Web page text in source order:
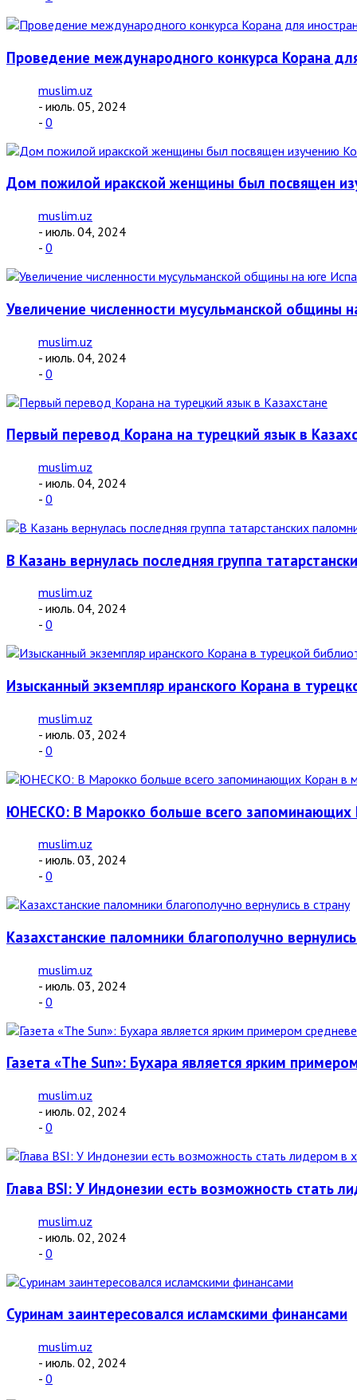
Проведение международного конкурса Корана
muslim.uz
- июль. 05, 2024
- 0
Дом пожилой иракской женщины был посвящен
muslim.uz
- июль. 04, 2024
- 0
Увеличение численности мусульманской общины
muslim.uz
- июль. 04, 2024
- 0
Первый перевод Корана на турецкий язык в
muslim.uz
- июль. 04, 2024
- 0
В Казань вернулась последняя группа
muslim.uz
- июль. 04, 2024
- 0
Изысканный экземпляр иранского Корана в
muslim.uz
- июль. 03, 2024
- 0
ЮНЕСКО: В Марокко больше всего запоминающих
muslim.uz
- июль. 03, 2024
- 0
Казахстанские паломники благополучно
muslim.uz
- июль. 03, 2024
- 0
Газета «The Sun»: Бухара является ярким
muslim.uz
- июль. 02, 2024
- 0
Глава BSI: У Индонезии есть возможность стать
muslim.uz
- июль. 02, 2024
- 0
Суринам заинтересовался исламскими финансами
muslim.uz
- июль. 02, 2024
- 0